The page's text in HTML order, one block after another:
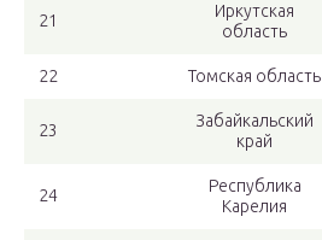
21
Иркутская
область
22 Томская область
23
Забайкальский
край
24
Республика
Карелия